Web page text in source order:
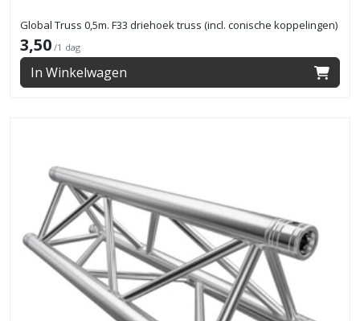
Global Truss 0,5m. F33 driehoek truss (incl. conische koppelingen)
3,50 /1 dag
In Winkelwagen